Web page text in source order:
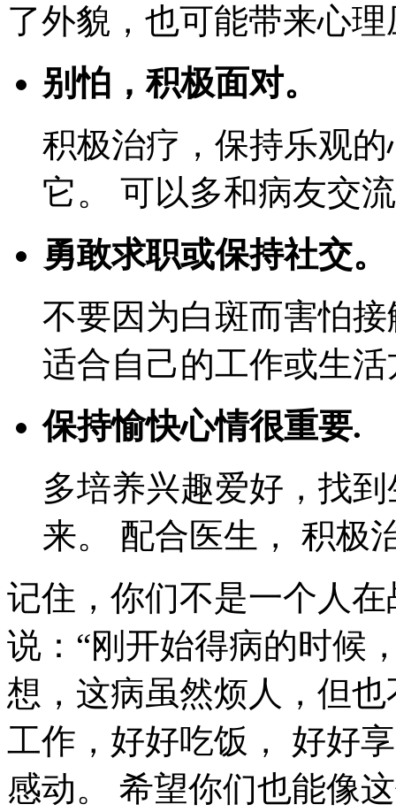
了外貌，也可能带来心
别怕，积极面对。
积极治疗，保持乐观
它。 可以多和病友交
勇敢求职或保持社交。
不要因为白斑而害怕
适合自己的工作或生
保持愉快心情很重要.
多培养兴趣爱好，找
来。 配合医生， 积极
记住，你们不是一个人
说：“刚开始得病的时候
想，这病虽然烦人，但
工作，好好吃饭， 好好
感动。 希望你们也能像